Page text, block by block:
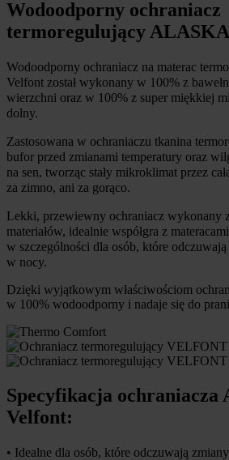
Wodoodporny ochraniacz
termoregulujący
Wodoodporny ochraniacz na materac
Velfont został wykonany w 100% z
wierzchni oraz w 100% z super miękkiej
dolny.
Zastosowana w ochraniaczu tkanina
bufor przed zmianami temperatury oraz
na sen, tworząc stały mikroklimat przez
za zimno, ani za gorąco.
Lekki, przewiewny ochraniacz wykonany
materiałów, idealnie współgra z
w szczególności dla osób, które
w nocy.
Dzięki wyjątkowym właściwościom
w 100% wodoodporny i nadaje się do
Specyfikacja ochraniacza
Velfont:
• Idealne dla osób, które odczuwają